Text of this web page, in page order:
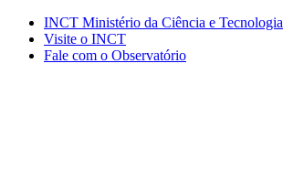
Conteúdo principal Menu principal Rodapé
INCT Ministério da Ciência e Tecnologia
Visite o INCT
Fale com o Observatório